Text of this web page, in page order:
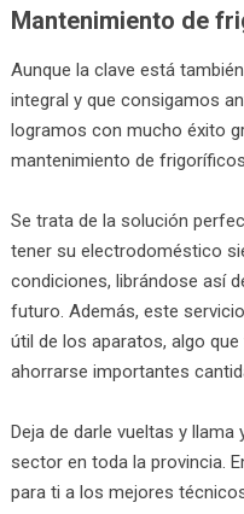
Mantenimiento de
Aunque la clave está
integral y que consigamos
logramos con mucho éxito
mantenimiento de
Se trata de la solución
tener su electrodoméstico
condiciones, librándose así
futuro. Además, este
útil de los aparatos, algo
ahorrarse importantes
Deja de darle vueltas y
sector en toda la provincia.
para ti a los mejores